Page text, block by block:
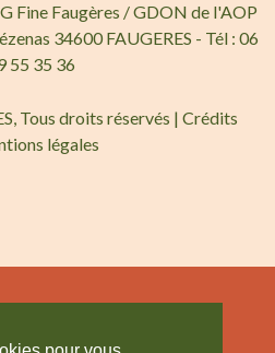
Fine Faugères / GDON de l'AOP
34600 FAUGERES - Tél : 06
55 35 36
Tous droits réservés | Crédits
légales